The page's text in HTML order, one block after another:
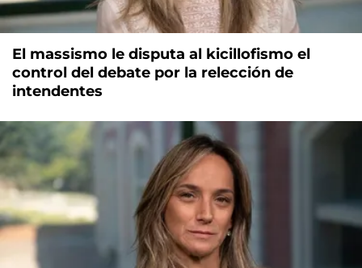
El massismo le disputa al kicillofismo el
control del debate por la relección de
intendentes